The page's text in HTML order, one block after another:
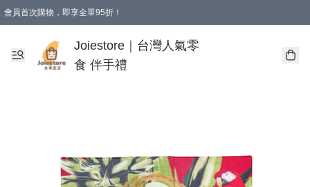
會員首次購物，即享全單95折！
購物滿 HKD 350.00即享免運費優惠！（適用於 本地送貨、本地取貨 )
Joiestore｜台灣人氣零
食 伴手禮